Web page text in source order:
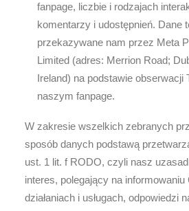
fanpage, liczbie i rodzajach
komentarzy i udostępnień. Dane
przekazywane nam przez Meta
Limited (adres: Merrion Road;
Ireland) na podstawie obserwacji
naszym fanpage.
W zakresie wszelkich zebranych
sposób danych podstawą
ust. 1 lit. f RODO, czyli nasz
interes, polegający na
działaniach i usługach, odpowiedzi